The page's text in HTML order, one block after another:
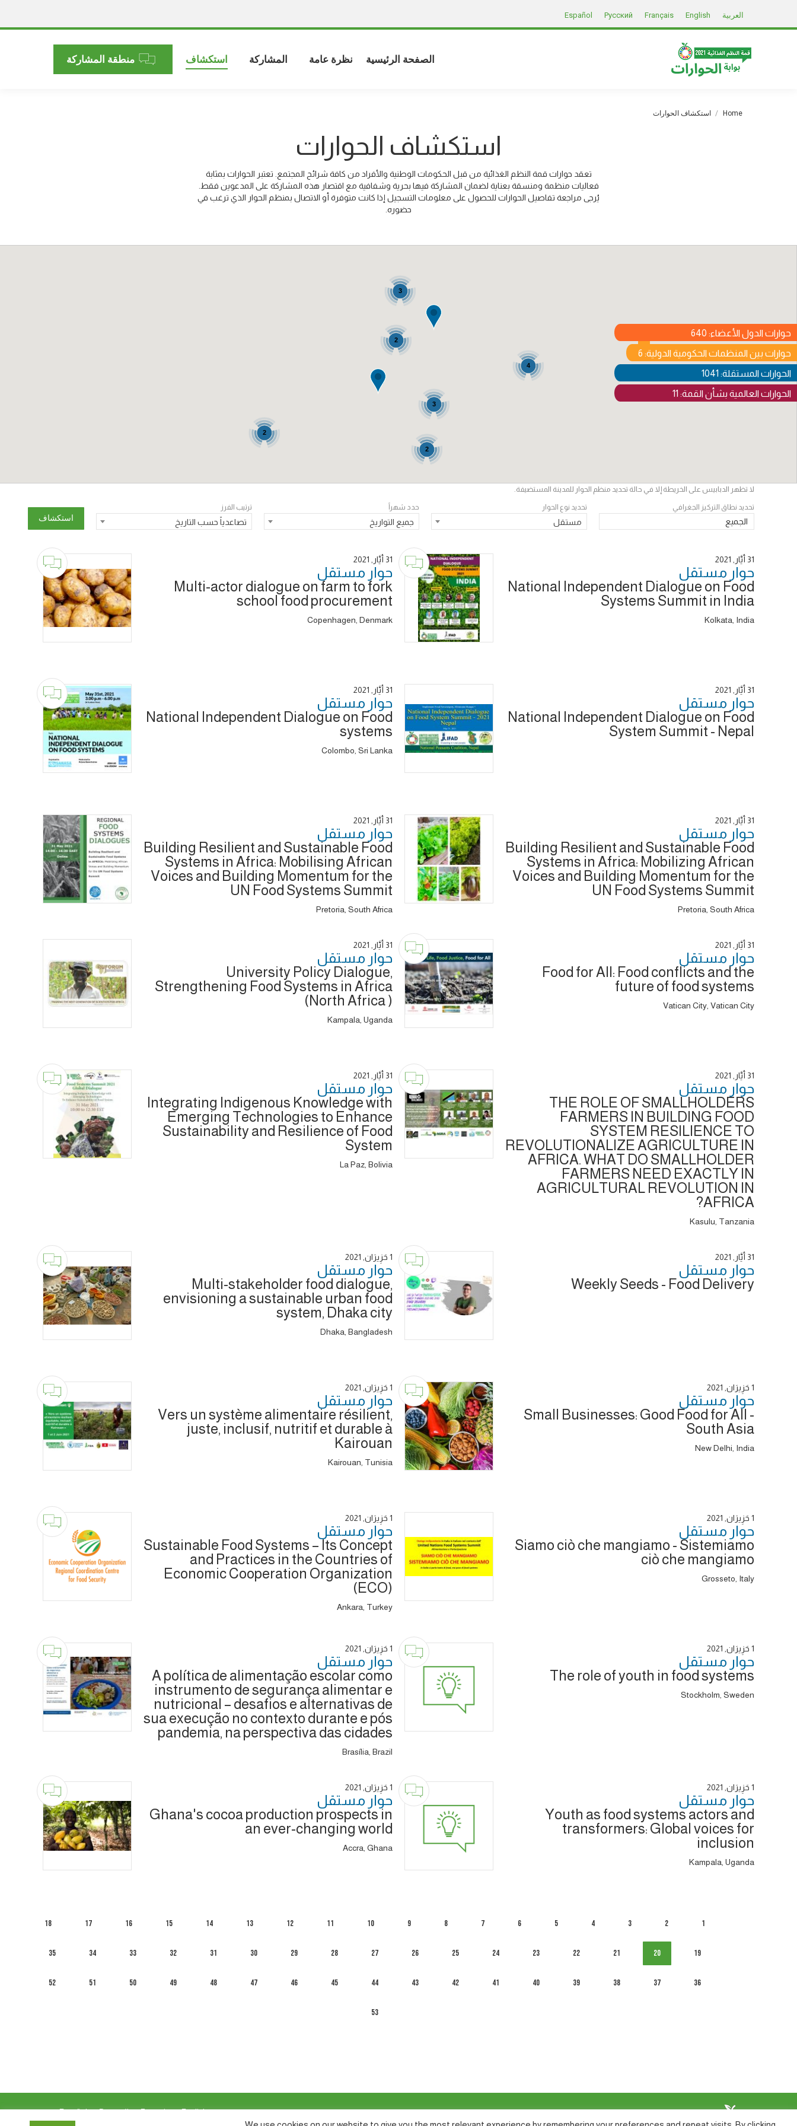
العربية English
Français
Русский
Español
الصفحة الرئيسية نظرة عامة المشاركة استكشاف منطقة المشاركة
You are here:
Home استكشاف الحوارات
استكشاف الحوارات
تعقد حوارات قمة النظم الغذائية من قبل الحكومات الوطنية والأفراد من كافة شرائح المجتمع. تعتبر الحوارات بمثابة
فعاليات منظمة ومنسقة بعناية لضمان المشاركة فيها بحرية وشفافية مع اقتصار هذه المشاركة على المدعوين فقط.
يُرجى مراجعة تفاصيل الحوارات للحصول على معلومات التسجيل إذا كانت متوفرة أو الاتصال بمنظم الحوار الذي ترغب في
حضوره.
حوارات الدول الأعضاء: 640
حوارات بين المنظمات الحكومية الدولية: 6
الحوارات المستقلة: 1041
الحوارات العالمية بشأن القمة: 11
4
3
2
3
2
2
لا تظهر الدبابيس على الخريطة إلا في حالة تحديد منظم الحوار للمدينة المستضيفة.
تحديد نطاق التركيز الجغرافي
الجميع
تحديد نوع الحوار
مستقل
حدد شهراً
جميع التواريخ
ترتيب الفرز
تصاعدياً حسب التاريخ
31 أَيَّار, 2021
حوار ‎مستقل
National Independent Dialogue on Food
Systems Summit in India
Kolkata, India
31 أَيَّار, 2021
حوار ‎مستقل
Multi-actor dialogue on farm to fork
school food procurement
Copenhagen, Denmark
31 أَيَّار, 2021
حوار ‎مستقل
National Independent Dialogue on Food
System Summit - Nepal
31 أَيَّار, 2021
حوار ‎مستقل
National Independent Dialogue on Food
systems
Colombo, Sri Lanka
31 أَيَّار, 2021
حوار ‎مستقل
Building Resilient and Sustainable Food
Systems in Africa: Mobilizing African
Voices and Building Momentum for the
UN Food Systems Summit
Pretoria, South Africa
31 أَيَّار, 2021
حوار ‎مستقل
Building Resilient and Sustainable Food
Systems in Africa: Mobilising African
Voices and Building Momentum for the
UN Food Systems Summit
Pretoria, South Africa
31 أَيَّار, 2021
حوار ‎مستقل
Food for All: Food conflicts and the
future of food systems
Vatican City, Vatican City
31 أَيَّار, 2021
حوار ‎مستقل
University Policy Dialogue,
Strengthening Food Systems in Africa
(North Africa )
Kampala, Uganda
31 أَيَّار, 2021
حوار ‎مستقل
THE ROLE OF SMALLHOLDERS
FARMERS IN BUILDING FOOD
SYSTEM RESILIENCE TO
REVOLUTIONALIZE AGRICULTURE IN
AFRICA. WHAT DO SMALLHOLDER
FARMERS NEED EXACTLY IN
AGRICULTURAL REVOLUTION IN
AFRICA?
Kasulu, Tanzania
31 أَيَّار, 2021
حوار ‎مستقل
Integrating Indigenous Knowledge with
Emerging Technologies to Enhance
Sustainability and Resilience of Food
System
La Paz, Bolivia
31 أَيَّار, 2021
حوار ‎مستقل
Weekly Seeds - Food Delivery
1 حَزِيرَان, 2021
حوار ‎مستقل
Multi-stakeholder food dialogue,
envisioning a sustainable urban food
system, Dhaka city
Dhaka, Bangladesh
1 حَزِيرَان, 2021
حوار ‎مستقل
Small Businesses: Good Food for All -
South Asia
New Delhi, India
1 حَزِيرَان, 2021
حوار ‎مستقل
Vers un système alimentaire résilient,
juste, inclusif, nutritif et durable à
Kairouan
Kairouan, Tunisia
1 حَزِيرَان, 2021
حوار ‎مستقل
Siamo ciò che mangiamo - Sistemiamo
ciò che mangiamo
Grosseto, Italy
1 حَزِيرَان, 2021
حوار ‎مستقل
Sustainable Food Systems – Its Concept
and Practices in the Countries of
Economic Cooperation Organization
(ECO)
Ankara, Turkey
1 حَزِيرَان, 2021
حوار ‎مستقل
The role of youth in food systems
Stockholm, Sweden
1 حَزِيرَان, 2021
حوار ‎مستقل
A política de alimentação escolar como
instrumento de segurança alimentar e
nutricional – desafios e alternativas de
sua execução no contexto durante e pós
pandemia, na perspectiva das cidades
Brasília, Brazil
1 حَزِيرَان, 2021
حوار ‎مستقل
Youth as food systems actors and
transformers: Global voices for
inclusion
Kampala, Uganda
1 حَزِيرَان, 2021
حوار ‎مستقل
Ghana's cocoa production prospects in
an ever-changing world
Accra, Ghana
1
2
3
4
5
6
7
8
9
10
11
12
13
14
15
16
17
18
19
20
21
22
23
24
25
26
27
28
29
30
31
32
33
34
35
36
37
38
39
40
41
42
43
44
45
46
47
48
49
50
51
52
53
العربية English
Français
Русский
Español